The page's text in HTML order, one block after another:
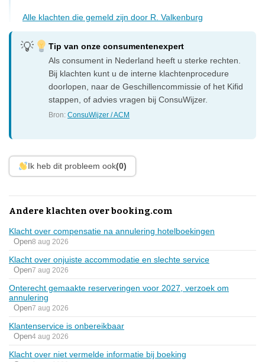
Alle klachten die gemeld zijn door R. Valkenburg
Tip van onze consumentenexpert
Als consument in Nederland heeft u sterke rechten.
Bij klachten kunt u de interne klachtenprocedure
doorlopen, naar de Geschillencommissie of het Kifid
stappen, of advies vragen bij ConsuWijzer.
Bron:ConsuWijzer / ACM
Ik heb dit probleem ook(0)
Andere klachten over booking.com
Klacht over compensatie na annulering hotelboekingen
Open8 aug 2026
Klacht over onjuiste accommodatie en slechte service
Open7 aug 2026
Onterecht gemaakte reserveringen voor 2027, verzoek om
annulering
Open7 aug 2026
Klantenservice is onbereikbaar
Open4 aug 2026
Klacht over niet vermelde informatie bij boeking